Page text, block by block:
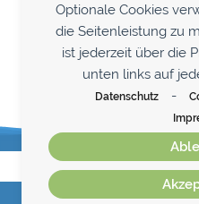
Optionale Cookies
die Seitenleistung zu
ist jederzeit über die
unten links auf
Datenschutz -
© 2018 - 2026
HD